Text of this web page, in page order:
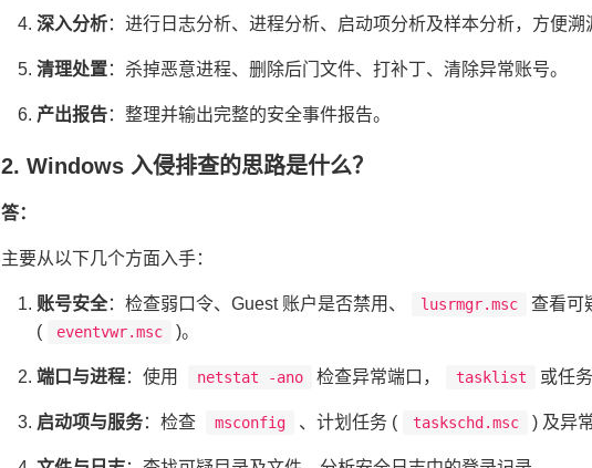
深入分析：进行日志分析、进程分析、启动项分析及样本分析，方便溯
清理处置：杀掉恶意进程、删除后门文件、打补丁、清除异常账号。
产出报告：整理并输出完整的安全事件报告。
2. Windows 入侵排查的思路是什么？
答：
主要从以下几个方面入手：
账号安全：检查弱口令、Guest 账户是否禁用、 lusrmgr.msc
查看可
(
eventvwr.msc )。
端口与进程：使用 netstat -ano 检查异常端口， tasklist 或任
启动项与服务：检查 msconfig 、计划任务 ( taskschd.msc ) 及异